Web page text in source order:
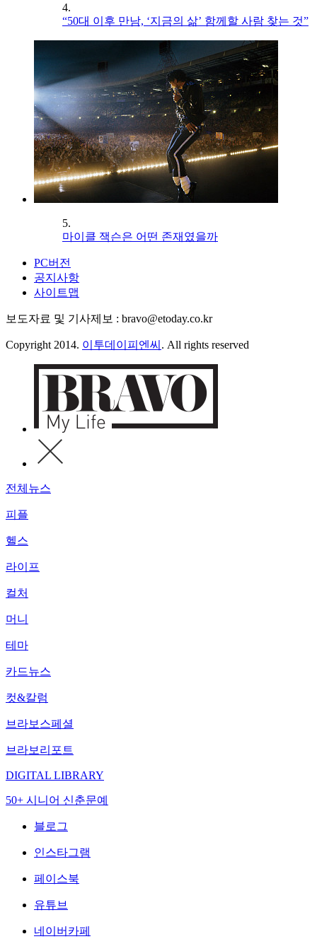
4.
“50대 이후 만남, ‘지금의 삶’ 함께할 사람 찾는 것”
5.
마이클 잭슨은 어떤 존재였을까
PC버전
공지사항
사이트맵
보도자료 및 기사제보 : bravo@etoday.co.kr
Copyright 2014. 이투데이피엔씨 . All rights reserved
전체뉴스
피플
헬스
라이프
컬처
머니
테마
카드뉴스
컷&칼럼
브라보스페셜
브라보리포트
DIGITAL LIBRARY
50+ 시니어 신춘문예
블로그
인스타그램
페이스북
유튜브
네이버카페